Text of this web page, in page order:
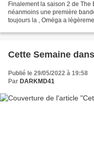
Finalement la saison 2 de
néanmoins une première
toujours la , Oméga a
Cette Semaine
Publié le 29/05/2022 à 19:58
Par DARKMD41